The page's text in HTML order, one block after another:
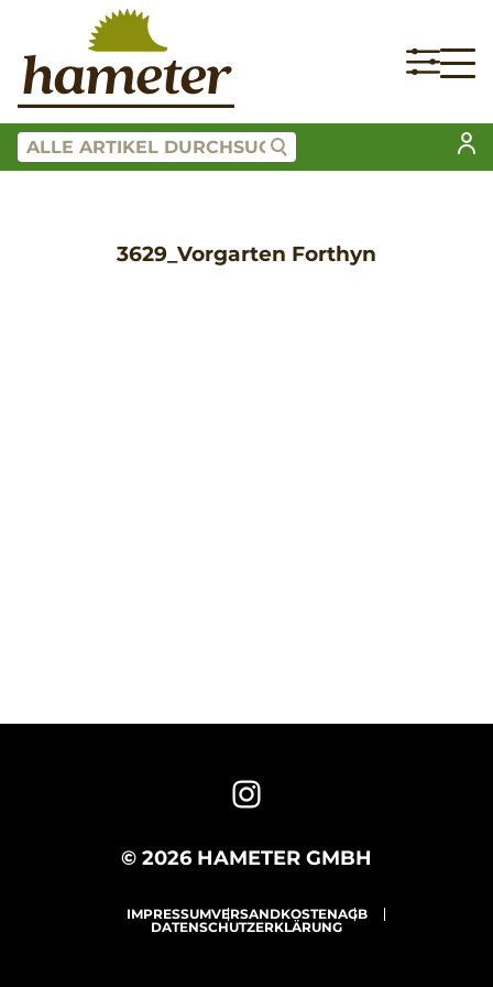
3629_Vorgarten Forthyn
© 2026 HAMETER GMBH
IMPRESSUMVERSANDKOSTENAGB
DATENSCHUTZERKLÄRUNG